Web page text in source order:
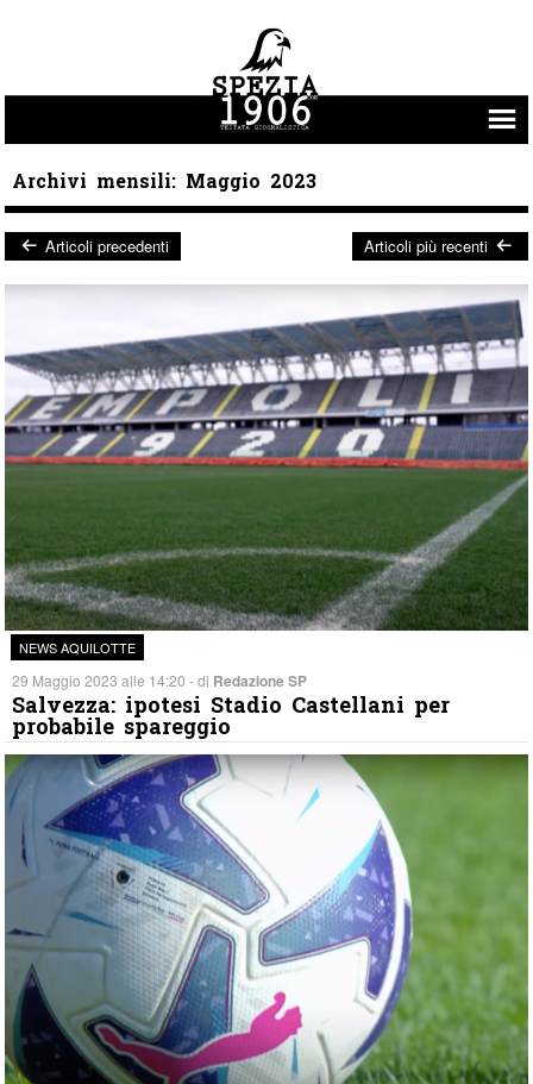
Archivi mensili: Maggio 2023
Post navigation
Articoli precedenti Articoli più recenti
NEWS AQUILOTTE
29 Maggio 2023 alle 14:20 - di Redazione SP
Salvezza: ipotesi Stadio Castellani per
probabile spareggio